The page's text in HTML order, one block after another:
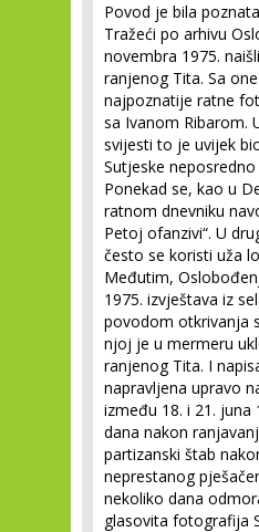
Povod je bila
Tražeći po arhivu
novembra 1975.
ranjenog Tita. Sa
najpoznatije ratne
sa Ivanom Ribarom.
svijesti to je uvijek
Sutjeske
Ponekad se, kao u
ratnom dnevniku
Petoj ofanzivi“. U
često se koristi uža
Međutim,
1975. izvještava iz
povodom otkrivanja
njoj je u mermeru
ranjenog Tita. I
napravljena upravo
između 18. i 21. juna
dana nakon
partizanski štab
neprestanog
nekoliko dana
glasovita fotografija